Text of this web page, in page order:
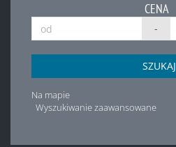
CENA
-
SZUKAJ
Na mapie
Wyszukiwanie zaawansowane